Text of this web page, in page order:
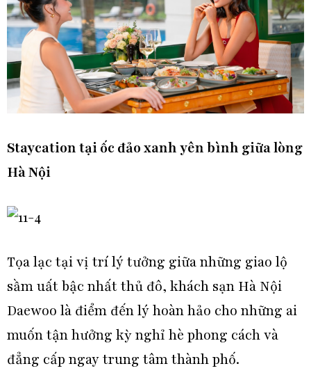
Staycation tại ốc đảo xanh yên bình giữa lòng
Hà Nội
Tọa lạc tại vị trí lý tưởng giữa những giao lộ
sầm uất bậc nhất thủ đô, khách sạn Hà Nội
Daewoo là điểm đến lý hoàn hảo cho những ai
muốn tận hưởng kỳ nghỉ hè phong cách và
đẳng cấp ngay trung tâm thành phố.